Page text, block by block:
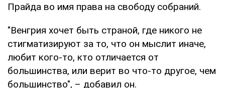
Прайда во имя права на свободу собраний.
"Венгрия хочет быть страной, где никого не
стигматизируют за то, что он мыслит иначе,
любит кого-то, кто отличается от
большинства, или верит во что-то другое, чем
большинство", – добавил он.